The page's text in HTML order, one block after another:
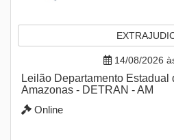
14/08/2026
Leilão Departamento Estadual
Amazonas - DETRAN - AM
Online